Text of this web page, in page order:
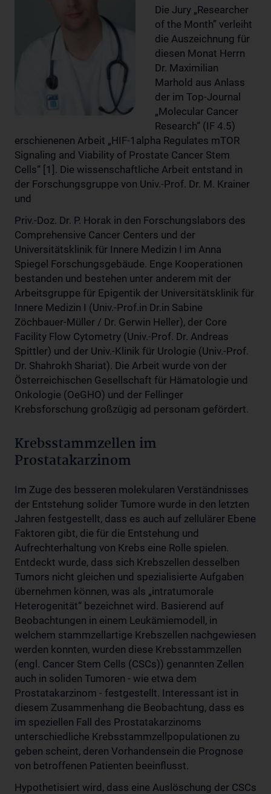
Die Jury „Researcher
of the Month” verleiht
die Auszeichnung für
diesen Monat Herrn
Dr. Maximilian
Marhold aus Anlass
der im Top-Journal
„Molecular Cancer
Research“ (IF 4.5)
erschienenen Arbeit „HIF-1alpha Regulates mTOR
Signaling and Viability of Prostate Cancer Stem
Cells“ [1]. Die wissenschaftliche Arbeit entstand in
der Forschungsgruppe von Univ.-Prof. Dr. M. Krainer
und
Priv.-Doz. Dr. P. Horak in den Forschungslabors des
Comprehensive Cancer Centers und der
Universitätsklinik für Innere Medizin I im Anna
Spiegel Forschungsgebäude. Enge Kooperationen
bestanden und bestehen unter anderem mit der
Arbeitsgruppe für Epigentik der Universitätsklinik für
Innere Medizin I (Univ.-Prof.in Dr.in Sabine
Zöchbauer-Müller / Dr. Gerwin Heller), der Core
Facility Flow Cytometry (Univ.-Prof. Dr. Andreas
Spittler) und der Univ.-Klinik für Urologie (Univ.-Prof.
Dr. Shahrokh Shariat). Die Arbeit wurde von der
Österreichischen Gesellschaft für Hämatologie und
Onkologie (OeGHO) und der Fellinger
Krebsforschung großzügig ad personam gefördert.
Krebsstammzellen im
Prostatakarzinom
Im Zuge des besseren molekularen Verständnisses
der Entstehung solider Tumore wurde in den letzten
Jahren festgestellt, dass es auch auf zellulärer Ebene
Faktoren gibt, die für die Entstehung und
Aufrechterhaltung von Krebs eine Rolle spielen.
Entdeckt wurde, dass sich Krebszellen desselben
Tumors nicht gleichen und spezialisierte Aufgaben
übernehmen können, was als „intratumorale
Heterogenität“ bezeichnet wird. Basierend auf
Beobachtungen in einem Leukämiemodell, in
welchem stammzellartige Krebszellen nachgewiesen
werden konnten, wurden diese Krebsstammzellen
(engl. Cancer Stem Cells (CSCs)) genannten Zellen
auch in soliden Tumoren - wie etwa dem
Prostatakarzinom - festgestellt. Interessant ist in
diesem Zusammenhang die Beobachtung, dass es
im speziellen Fall des Prostatakarzinoms
unterschiedliche Krebsstammzellpopulationen zu
geben scheint, deren Vorhandensein die Prognose
von betroffenen Patienten beeinflusst.
Hypothetisiert wird, dass eine Auslöschung der CSCs